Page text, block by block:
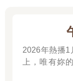
2026年熱播1
上，唯有妳
次，我有話